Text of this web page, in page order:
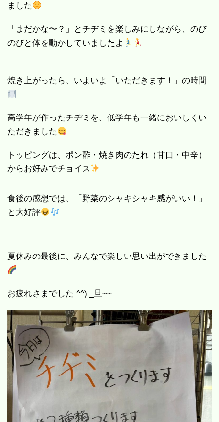
ました
「まだかな〜？」とチヂミを楽しみにしながら、のび
のびと体を動かしていましたよ
焼き上がったら、いよいよ「いただきます！」の時間
高学年が作ったチヂミを、低学年も一緒においしくい
ただきました
トッピングは、ポン酢・焼き肉のたれ（甘口・中辛）
からお好みでチョイス
食後の感想では、「野菜のシャキシャキ感がいい！」
と大好評
夏休みの最後に、みんなで楽しい思い出ができました
お疲れさまでした ^^) _旦~~